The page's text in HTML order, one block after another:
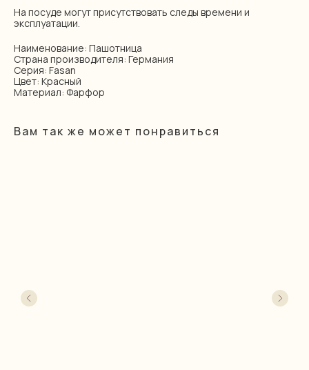
На посуде могут присутствовать следы времени и
эксплуатации.
Наименование: Пашотница
Страна производителя: Германия
Серия: Fasan
Цвет: Красный
Материал: Фарфор
Вам так же может понравиться